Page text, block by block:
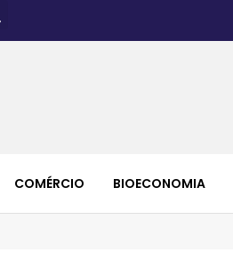
COMÉRCIO BIOECONOMIA